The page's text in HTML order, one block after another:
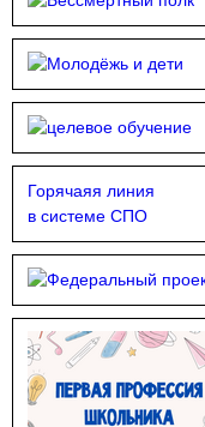
Горячаяя линия
в системе СПО